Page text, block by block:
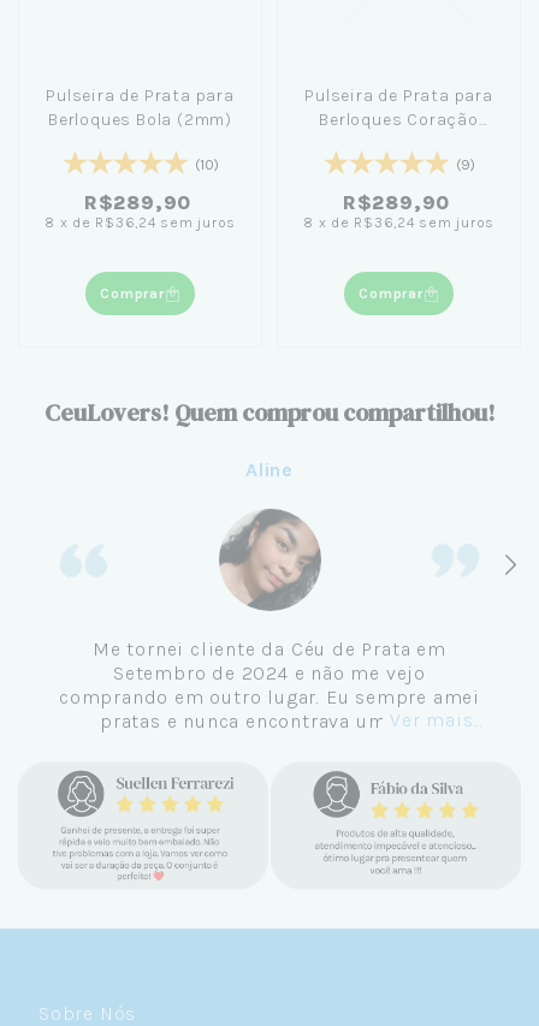
Pulseira de Prata para
Berloques Bola (2mm)
(10)
R$289,90
8 x de R$36,24 sem juros
Comprar
Pulseira de Prata para
Berloques Coração
(9)
R$289,90
8 x de R$36,24 sem juros
Comprar
CeuLovers! Quem comprou compartilhou!
Aline
Me tornei cliente da Céu de Prata em
Setembro de 2024 e não me vejo
comprando em outro lugar. Eu sempre amei
pratas e nunca encontrava uma loja
encontrar a Céu. Atendimento
personalizado, verdadeiras jóias prata 925,
mimos e brindes incríveis. Virei cliente fiel
e amo demais as pratas que são lindas, tem
um brilho incrível e preço super justo. Fora
Ver mais...
Sobre Nós